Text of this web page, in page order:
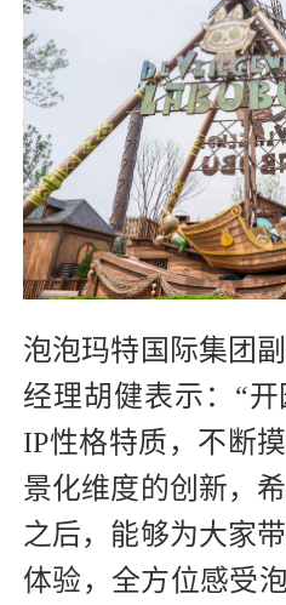
泡泡玛特国际集团
经理胡健表示：“
IP性格特质，不断
景化维度的创新，
之后，能够为大家
体验，全方位感受